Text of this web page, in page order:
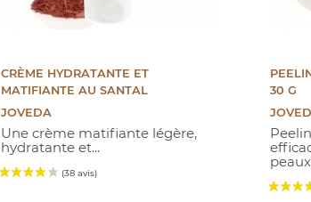
CRÈME HYDRATANTE ET
MATIFIANTE AU SANTAL
JOVEDA
Une crème matifiante légère,
hydratante et...
30 G